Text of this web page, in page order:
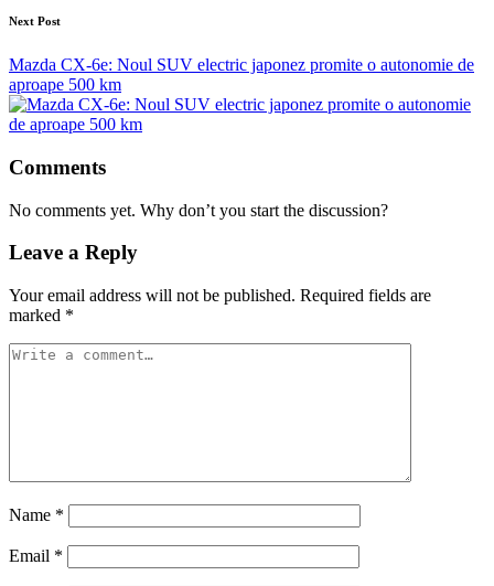
Next Post
Mazda CX-6e: Noul SUV electric japonez promite o autonomie de
aproape 500 km
Comments
No comments yet. Why don’t you start the discussion?
Leave a Reply
Your email address will not be published. Required fields are
marked *
Name *
Email *